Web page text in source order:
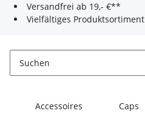
Versandfrei ab 19,- €**
Vielfältiges Produktsortiment
Accessoires Caps